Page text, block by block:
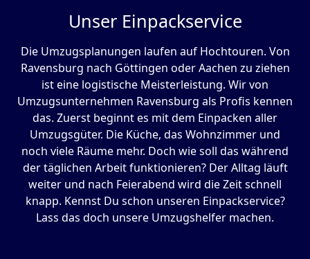
Unser Einpackservice
Die Umzugsplanungen laufen auf Hochtouren. Von
Ravensburg nach Göttingen oder Aachen zu ziehen
ist eine logistische Meisterleistung. Wir von
Umzugsunternehmen Ravensburg als Profis kennen
das. Zuerst beginnt es mit dem Einpacken aller
Umzugsgüter. Die Küche, das Wohnzimmer und
noch viele Räume mehr. Doch wie soll das während
der täglichen Arbeit funktionieren? Der Alltag läuft
weiter und nach Feierabend wird die Zeit schnell
knapp. Kennst Du schon unseren Einpackservice?
Lass das doch unsere Umzugshelfer machen.